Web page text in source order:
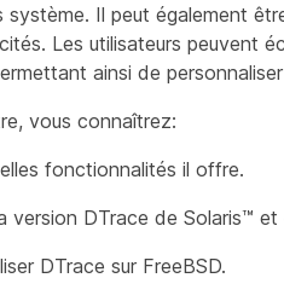
système. Il peut également
Les utilisateurs peuvent
ainsi de
vous connaîtrez:
fonctionnalités il offre.
version DTrace de Solaris™ et
DTrace sur FreeBSD.